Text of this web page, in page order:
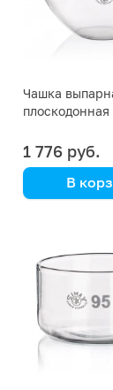
Чашка
плоскодонная
1 776 руб.
В
(Кат. № 179/
050) (Simax)